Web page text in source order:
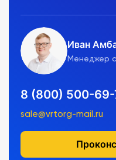
Иван
Менеджер
8 (800) 500-
sale@vrtorg-mail.ru